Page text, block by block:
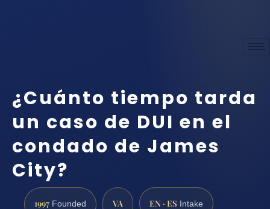
¿Cuánto tiempo tarda
un caso de DUI en el
condado de James
City?
1997 Founded VA EN · ES Intake